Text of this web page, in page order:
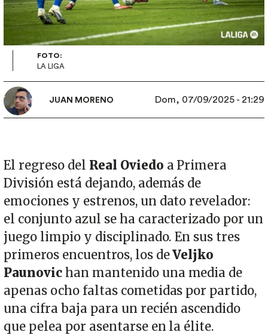
FOTO:
LA LIGA
JUAN MORENO Dom, 07/09/2025 - 21:29
El regreso del Real Oviedo a Primera
División está dejando, además de
emociones y estrenos, un dato revelador:
el conjunto azul se ha caracterizado por un
juego limpio y disciplinado. En sus tres
primeros encuentros, los deVeljko
Paunovichan mantenido una media de
apenas ocho faltas cometidas por partido,
una cifra baja para un recién ascendido
que pelea por asentarse en la élite.